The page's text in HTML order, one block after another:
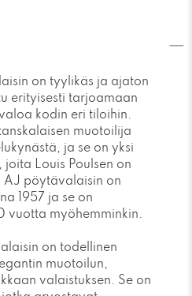
on tyylikäs ja ajaton
erityisesti tarjoamaan
kodin eri tiloihin.
muotoilija
ja se on yksi
Louis Poulsen on
AJ pöytävalaisin on
1957 ja se on
vuotta myöhemminkin.
on todellinen
muotoilun,
valaistuksen. Se on